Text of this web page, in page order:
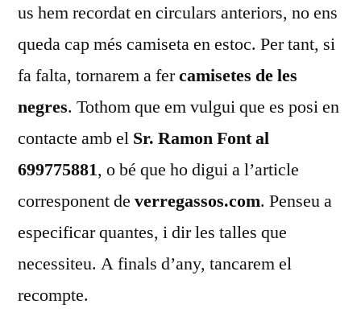
us hem recordat en circulars anteriors, no ens
queda cap més camiseta en estoc. Per tant, si
fa falta, tornarem a fercamisetes de les
negres. Tothom que em vulgui que es posi en
contacte amb el Sr. Ramon Font al
699775881, o bé que ho digui a l’article
corresponent de verregassos.com. Penseu a
especificar quantes, i dir les talles que
necessiteu. A finals d’any, tancarem el
recompte.